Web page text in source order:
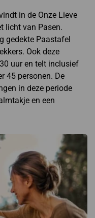
in de Onze Lieve
licht van Pasen.
gedekte Paastafel
Ook deze
uur en telt inclusief
45 personen. De
in deze periode
en een